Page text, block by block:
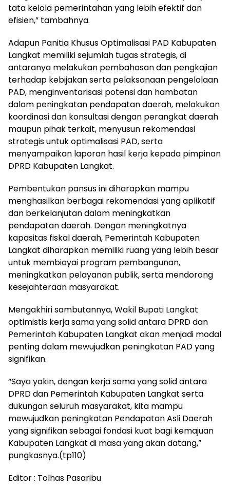
tata kelola pemerintahan yang lebih efektif dan
efisien,” tambahnya.
Adapun Panitia Khusus Optimalisasi PAD Kabupaten
Langkat memiliki sejumlah tugas strategis, di
antaranya melakukan pembahasan dan pengkajian
terhadap kebijakan serta pelaksanaan pengelolaan
PAD, menginventarisasi potensi dan hambatan
dalam peningkatan pendapatan daerah, melakukan
koordinasi dan konsultasi dengan perangkat daerah
maupun pihak terkait, menyusun rekomendasi
strategis untuk optimalisasi PAD, serta
menyampaikan laporan hasil kerja kepada pimpinan
DPRD Kabupaten Langkat.
Pembentukan pansus ini diharapkan mampu
menghasilkan berbagai rekomendasi yang aplikatif
dan berkelanjutan dalam meningkatkan
pendapatan daerah. Dengan meningkatnya
kapasitas fiskal daerah, Pemerintah Kabupaten
Langkat diharapkan memiliki ruang yang lebih besar
untuk membiayai program pembangunan,
meningkatkan pelayanan publik, serta mendorong
kesejahteraan masyarakat.
Mengakhiri sambutannya, Wakil Bupati Langkat
optimistis kerja sama yang solid antara DPRD dan
Pemerintah Kabupaten Langkat akan menjadi modal
penting dalam mewujudkan peningkatan PAD yang
signifikan.
“Saya yakin, dengan kerja sama yang solid antara
DPRD dan Pemerintah Kabupaten Langkat serta
dukungan seluruh masyarakat, kita mampu
mewujudkan peningkatan Pendapatan Asli Daerah
yang signifikan sebagai fondasi kuat bagi kemajuan
Kabupaten Langkat di masa yang akan datang,”
pungkasnya.(tp110)
Editor : Tolhas Pasaribu